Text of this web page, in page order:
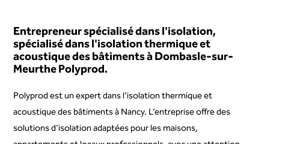
Entrepreneur spécialisé dans l'isolation,
spécialisé dans l'isolation thermique et
acoustique des bâtiments à Dombasle-sur-
Meurthe Polyprod.
Polyprod est un expert dans l’isolation thermique et
acoustique des bâtiments à Nancy. L’entreprise offre des
solutions d'isolation adaptées pour les maisons,